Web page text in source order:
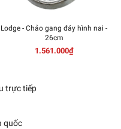
Lodge - Chảo gang đáy hình nai -
26cm
1.561.000₫
trực tiếp
quốc